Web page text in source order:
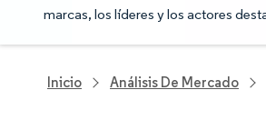
marcas, los líderes y los actores
Inicio Análisis De Mercado